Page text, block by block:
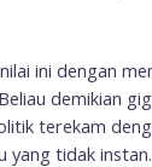
ini dengan
demikian
terekam
yang tidak